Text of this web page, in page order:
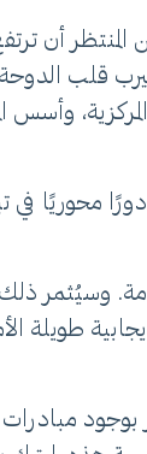
قلب
وأسس
محوريًا في
وسيُثمر
سوق النفايات العالمية بنسبة
بوجود